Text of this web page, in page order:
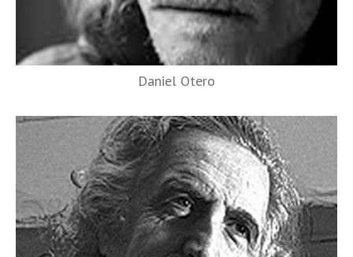
Daniel Otero